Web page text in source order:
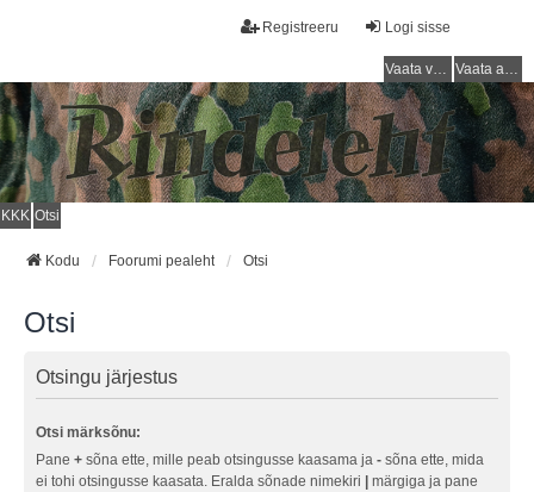
Logi sisse
Registreeru
Vaata vastamata teemasi Vaata aktiivseid teemasid
KKK Otsi
Kodu Foorumi pealeht Otsi
Otsi
Otsingu järjestus
Otsi märksõnu:
Pane + sõna ette, mille peab otsingusse kaasama ja - sõna ette, mida
ei tohi otsingusse kaasata. Eralda sõnade nimekiri
märgiga ja pane